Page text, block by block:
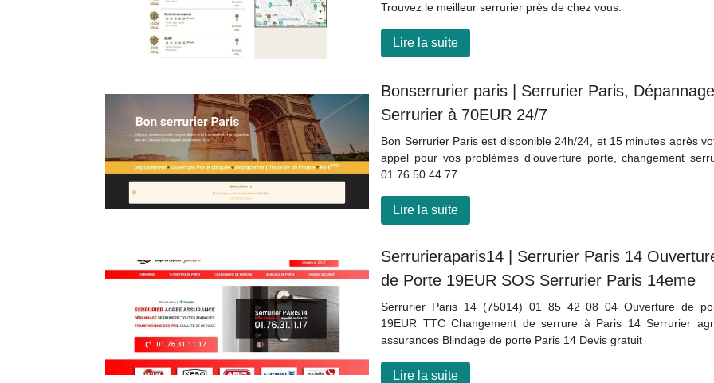
Trouvez le meilleur serrurier près de chez vous.
Lire la suite
Bon­ser­ru­rier paris | Serrurier Paris, Dépannage
Serrurier à 70EUR 24/7
Bon Serrurier Paris est disponible 24h/24, et 15 minutes après
appel pour vos problèmes d’ouverture porte, changement
01 76 50 44 77.
Lire la suite
Ser­rurierapa­ris14 | Serrurier Paris 14
de Porte 19EUR SOS Serrurier Paris 14eme
Serrurier Paris 14 (75014) 01 85 42 08 04 Ouverture de
19EUR TTC Changement de serrure à Paris 14 Serrurier
assurances Blindage de porte Paris 14 Devis gratuit
Lire la suite